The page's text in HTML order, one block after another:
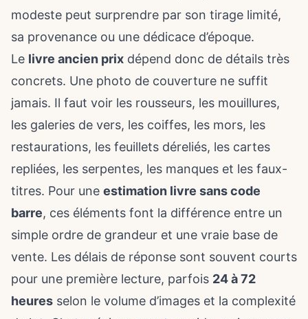
modeste peut surprendre par son tirage limité,
sa provenance ou une dédicace d’époque.
Le livre ancien prix dépend donc de détails très
concrets. Une photo de couverture ne suffit
jamais. Il faut voir les rousseurs, les mouillures,
les galeries de vers, les coiffes, les mors, les
restaurations, les feuillets déreliés, les cartes
repliées, les serpentes, les manques et les faux-
titres. Pour une estimation livre sans code
barre, ces éléments font la différence entre un
simple ordre de grandeur et une vraie base de
vente. Les délais de réponse sont souvent courts
pour une première lecture, parfois 24 à 72
heures selon le volume d’images et la complexité